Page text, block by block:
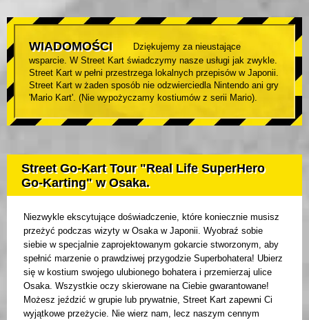
WIADOMOŚCI
Dziękujemy za nieustające
wsparcie. W Street Kart świadczymy nasze usługi jak zwykle.
Street Kart w pełni przestrzega lokalnych przepisów w Japonii.
Street Kart w żaden sposób nie odzwierciedla Nintendo ani gry
'Mario Kart'. (Nie wypożyczamy kostiumów z serii Mario).
Street Go-Kart Tour "Real Life SuperHero
Go-Karting" w Osaka.
Niezwykle ekscytujące doświadczenie, które koniecznie musisz
przeżyć podczas wizyty w Osaka w Japonii. Wyobraź sobie
siebie w specjalnie zaprojektowanym gokarcie stworzonym, aby
spełnić marzenie o prawdziwej przygodzie Superbohatera! Ubierz
się w kostium swojego ulubionego bohatera i przemierzaj ulice
Osaka. Wszystkie oczy skierowane na Ciebie gwarantowane!
Możesz jeździć w grupie lub prywatnie, Street Kart zapewni Ci
wyjątkowe przeżycie. Nie wierz nam, lecz naszym cennym